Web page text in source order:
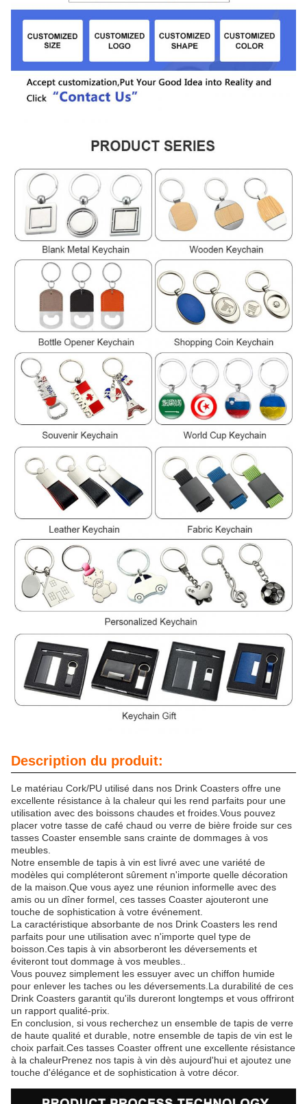
Description du produit:
Le matériau Cork/PU utilisé dans nos Drink Coasters offre une
excellente résistance à la chaleur qui les rend parfaits pour une
utilisation avec des boissons chaudes et froides.Vous pouvez
placer votre tasse de café chaud ou verre de bière froide sur ces
tasses Coaster ensemble sans crainte de dommages à vos
meubles.
Notre ensemble de tapis à vin est livré avec une variété de
modèles qui compléteront sûrement n'importe quelle décoration
de la maison.Que vous ayez une réunion informelle avec des
amis ou un dîner formel, ces tasses Coaster ajouteront une
touche de sophistication à votre événement.
La caractéristique absorbante de nos Drink Coasters les rend
parfaits pour une utilisation avec n'importe quel type de
boisson.Ces tapis à vin absorberont les déversements et
éviteront tout dommage à vos meubles..
Vous pouvez simplement les essuyer avec un chiffon humide
pour enlever les taches ou les déversements.La durabilité de ces
Drink Coasters garantit qu'ils dureront longtemps et vous offriront
un rapport qualité-prix.
En conclusion, si vous recherchez un ensemble de tapis de verre
de haute qualité et durable, notre ensemble de tapis de vin est le
choix parfait.Ces tasses Coaster offrent une excellente résistance
à la chaleurPrenez nos tapis à vin dès aujourd'hui et ajoutez une
touche d'élégance et de sophistication à votre décor.